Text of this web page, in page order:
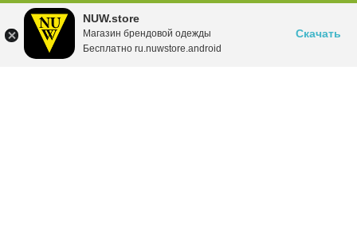
NUW.store
Магазин брендовой одежды
Бесплатно ru.nuwstore.android
Скачать